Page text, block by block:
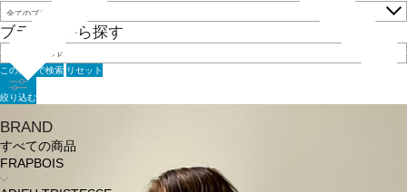
BRAND
すべての商品
FRAPBOIS
ブランドから探す
この条件で検索 リセット
絞り込む